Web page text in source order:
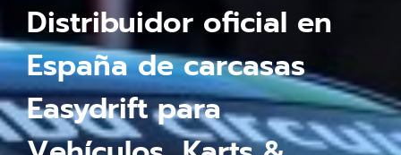
Distribuidor oficial en
España de carcasas
Easydrift para